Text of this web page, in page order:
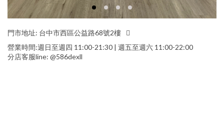
門市地址: 台中市西區公益路68號2樓
營業時間:週日至週四 11:00-21:30 | 週五至週六 11:00-22:00
分店客服line: @586dexll